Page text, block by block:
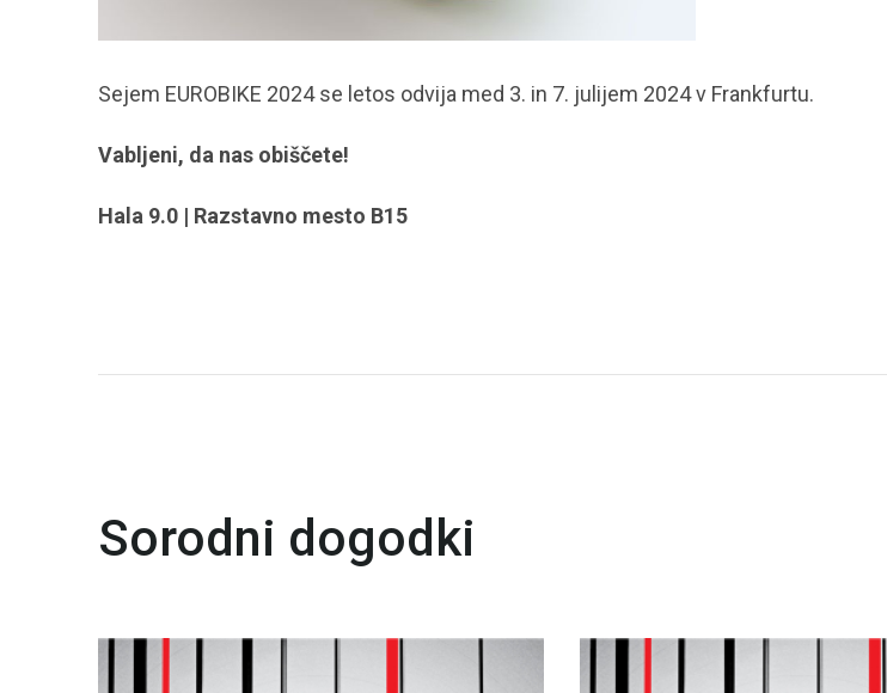
Sejem EUROBIKE 2024 se letos odvija med 3. in 7. julijem 2024 v Frankfurtu.
Vabljeni, da nas obiščete!
Hala 9.0 | Razstavno mesto B15
Sorodni dogodki